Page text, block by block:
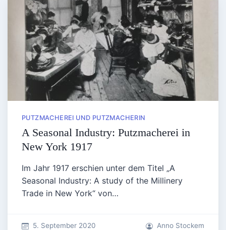
PUTZMACHEREI UND PUTZMACHERIN
A Seasonal Industry: Putzmacherei in
New York 1917
Im Jahr 1917 erschien unter dem Titel „A
Seasonal Industry: A study of the Millinery
Trade in New York“ von…
5. September 2020 Anno Stockem